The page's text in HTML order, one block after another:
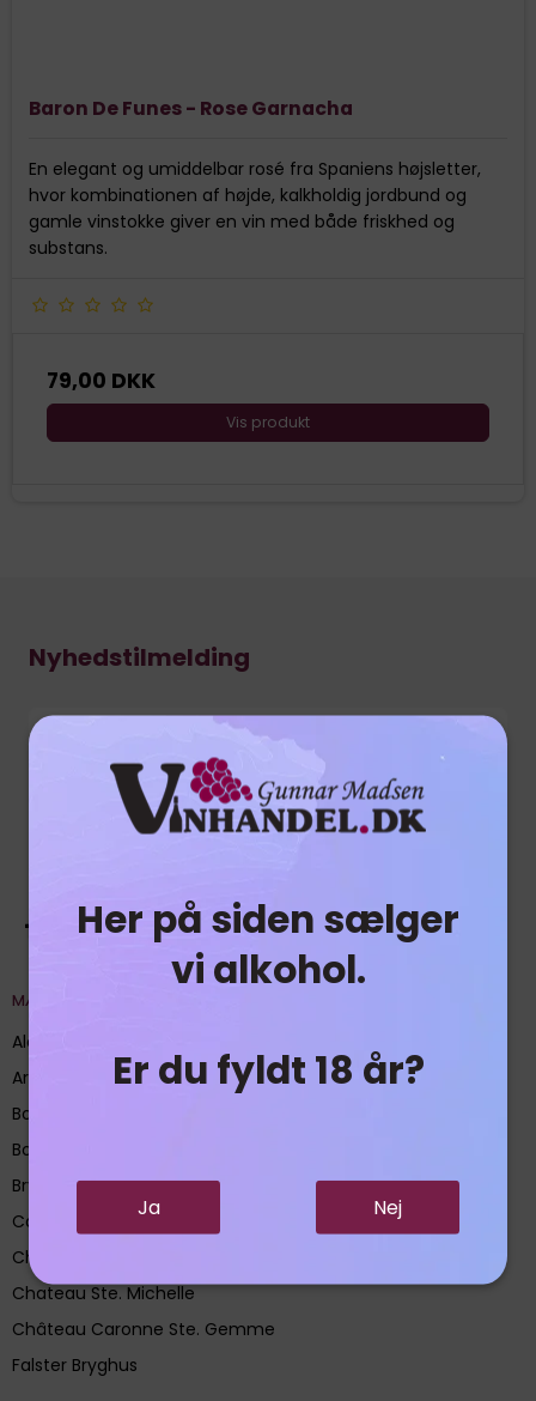
Her på siden sælger
vi alkohol.
Er du fyldt 18 år?
Ja Nej
Baron De Funes - Rose Garnacha
En elegant og umiddelbar rosé fra Spaniens højsletter,
hvor kombinationen af højde, kalkholdig jordbund og
gamle vinstokke giver en vin med både friskhed og
substans.
79,00 DKK
Vis produkt
Nyhedstilmelding
Jeg vil gerne tilmeldes nyhedsbrevet
MÆRKER
Alefarm Brewing
Arran Malt
Boatyard Distillery
Bodegas Montecastro
Bryghuset Møn
Calle 23
Champagne De Venoge
Chateau Ste. Michelle
Château Caronne Ste. Gemme
Falster Bryghus